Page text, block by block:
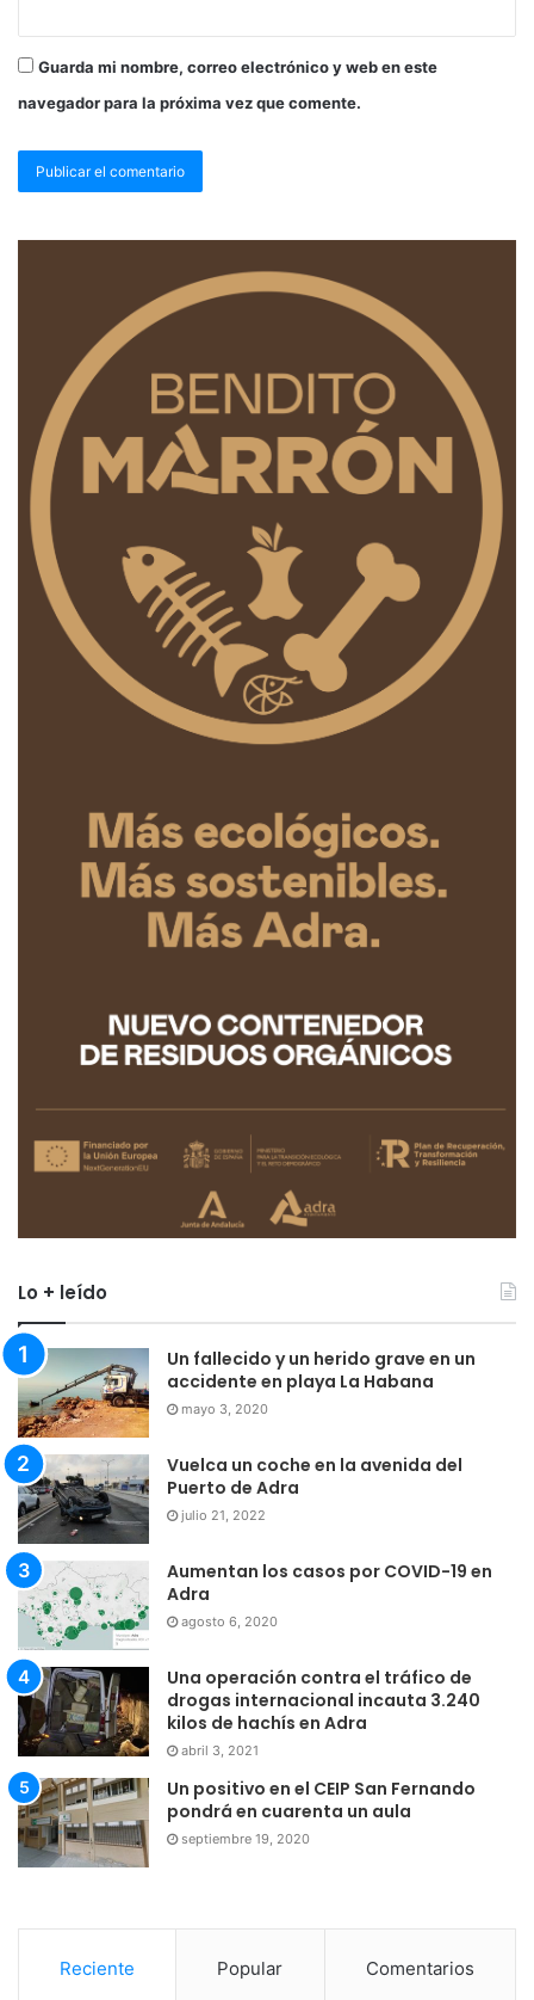
Guarda mi nombre, correo electrónico y web en este
navegador para la próxima vez que comente.
Lo + leído
Un fallecido y un herido grave en un
accidente en playa La Habana
mayo 3, 2020
Vuelca un coche en la avenida del
Puerto de Adra
julio 21, 2022
Aumentan los casos por COVID-19 en
Adra
agosto 6, 2020
Una operación contra el tráfico de
drogas internacional incauta 3.240
kilos de hachís en Adra
abril 3, 2021
Un positivo en el CEIP San Fernando
pondrá en cuarenta un aula
septiembre 19, 2020
Reciente Popular Comentarios